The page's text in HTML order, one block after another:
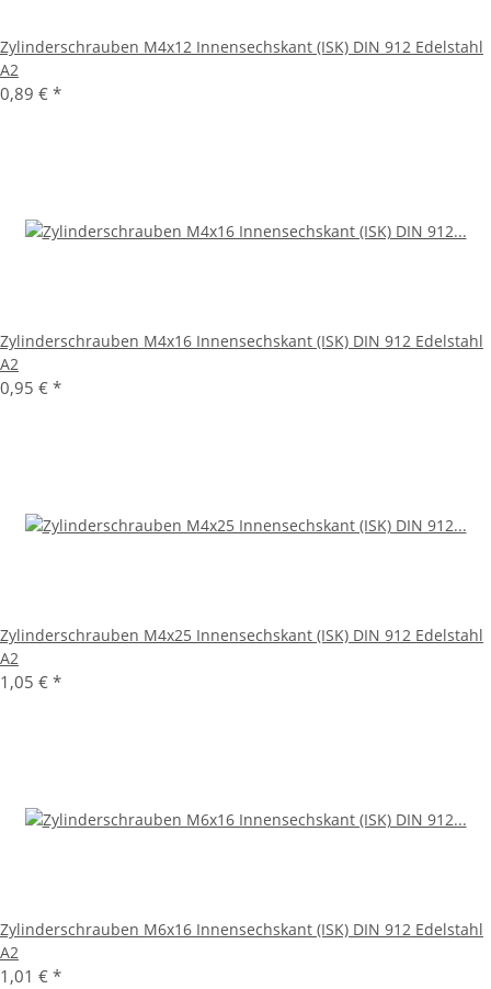
Zylinderschrauben M4x12 Innensechskant (ISK) DIN 912 Edelstahl
A2
0,89 € *
Zylinderschrauben M4x16 Innensechskant (ISK) DIN 912 Edelstahl
A2
0,95 € *
Zylinderschrauben M4x25 Innensechskant (ISK) DIN 912 Edelstahl
A2
1,05 € *
Zylinderschrauben M6x16 Innensechskant (ISK) DIN 912 Edelstahl
A2
1,01 € *